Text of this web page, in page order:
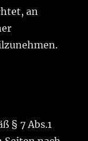
an
§ 7 Abs.1